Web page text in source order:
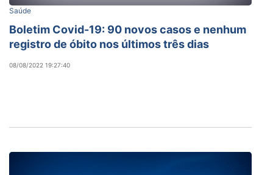
Saúde
Boletim Covid-19: 90 novos casos e nenhum
registro de óbito nos últimos três dias
08/08/2022 19:27:40